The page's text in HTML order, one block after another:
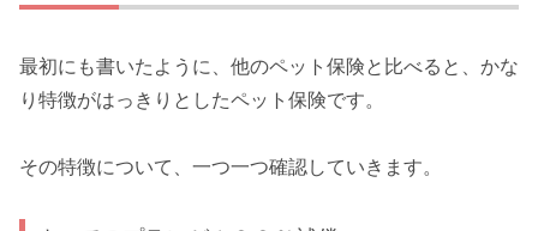
最初にも書いたように、他のペット保険と比べると、かな
り特徴がはっきりとしたペット保険です。
その特徴について、一つ一つ確認していきます。